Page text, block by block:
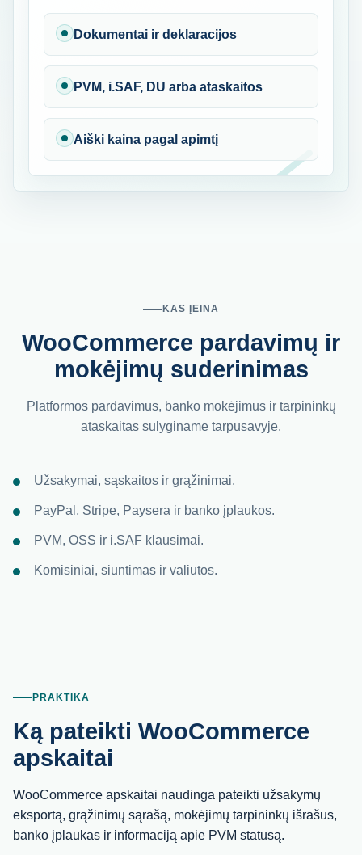
Dokumentai ir deklaracijos
PVM, i.SAF, DU arba ataskaitos
Aiški kaina pagal apimtį
KAS ĮEINA
WooCommerce pardavimų ir
mokėjimų suderinimas
Platformos pardavimus, banko mokėjimus ir tarpininkų
ataskaitas sulyginame tarpusavyje.
Užsakymai, sąskaitos ir grąžinimai.
PayPal, Stripe, Paysera ir banko įplaukos.
PVM, OSS ir i.SAF klausimai.
Komisiniai, siuntimas ir valiutos.
PRAKTIKA
Ką pateikti WooCommerce
apskaitai
WooCommerce apskaitai naudinga pateikti užsakymų
eksportą, grąžinimų sąrašą, mokėjimų tarpininkų išrašus,
banko įplaukas ir informaciją apie PVM statusą.